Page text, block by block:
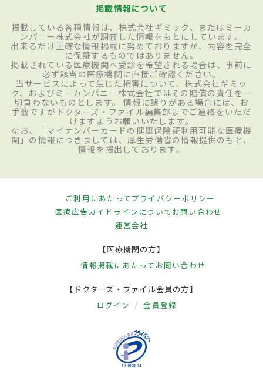
掲載情報について
掲載している各種情報は、株式会社ギミック、またはミーカ
ンパニー株式会社が調査した情報をもとにしています。
出来るだけ正確な情報掲載に努めておりますが、内容を完全
に保証するものではありません。
掲載されている医療機関へ受診を希望される場合は、事前に
必ず該当の医療機関に直接ご確認ください。
当サービスによって生じた損害について、株式会社ギミッ
ク、およびミーカンパニー株式会社ではその賠償の責任を一
切負わないものとします。 情報に誤りがある場合には、お
手数ですがドクターズ・ファイル編集部までご連絡をいただ
けますようお願いいたします。
なお、「マイナンバーカードの健康保険証利用可能な医療機
関」の情報につきましては、厚生労働省の情報提供のもと、
情報を掲出しております。
ご利用にあたってプライバシーポリシー
医療広告ガイドラインについてお問い合わせ
運営会社
【医療機関の方】
情報掲載にあたって お問い合わせ
【ドクターズ・ファイル会員の方】
ログイン 会員登録